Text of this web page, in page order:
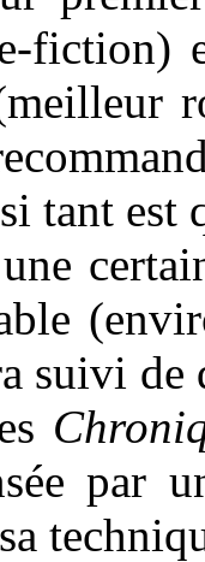
fiction)
tant
suivi de
par